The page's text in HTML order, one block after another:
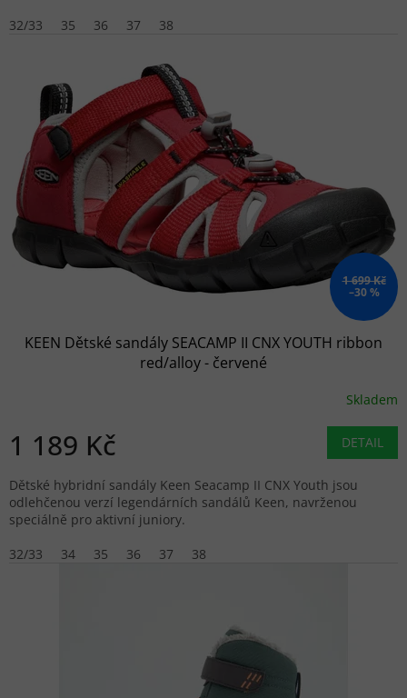
32/33
35 36 37 38
1 699 Kč
–30 %
KEEN Dětské sandály SEACAMP II CNX YOUTH ribbon
red/alloy - červené
Skladem
1 189 Kč DETAIL
Dětské hybridní sandály Keen Seacamp II CNX Youth jsou
odlehčenou verzí legendárních sandálů Keen, navrženou
speciálně pro aktivní juniory.
32/33
34 35 36 37 38